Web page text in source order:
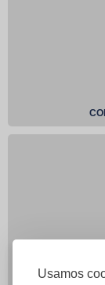
Usamos